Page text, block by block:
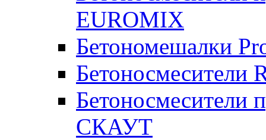
EUROMIX
Бетономешалки
Бетоносмесители
Бетоносмесители
СКАУТ